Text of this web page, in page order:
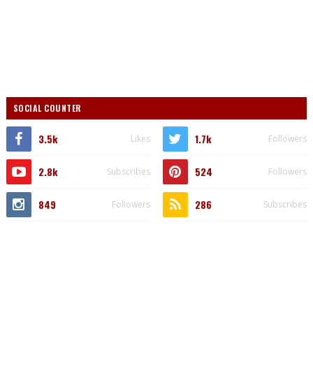
SOCIAL COUNTER
3.5k Likes 1.7k Followers
2.8k Subscribes 524 Followers
849 Followers 286 Subscribes